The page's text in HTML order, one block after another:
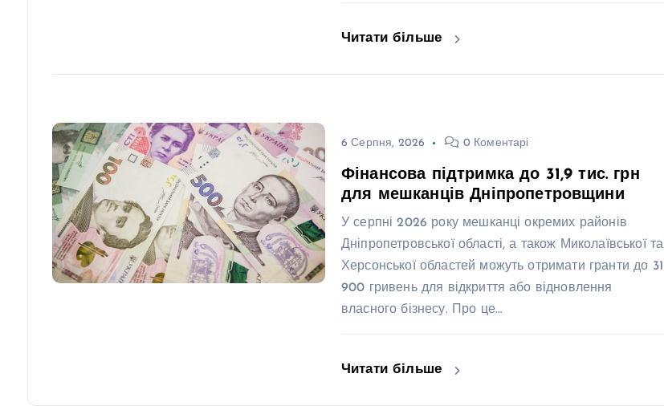
Читати більше
6 Серпня, 2026 0 Коментарі
Фінансова підтримка до 31,9 тис. грн
для мешканців Дніпропетровщини
У серпні 2026 року мешканці окремих районів
Дніпропетровської області, а також Миколаївської та
Херсонської областей можуть отримати гранти до 31
900 гривень для відкриття або відновлення
власного бізнесу. Про це…
Читати більше